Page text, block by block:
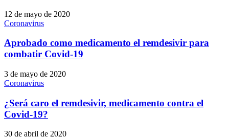
12 de mayo de 2020
Coronavirus
Aprobado como medicamento el remdesivir para
combatir Covid-19
3 de mayo de 2020
Coronavirus
¿Será caro el remdesivir, medicamento contra el
Covid-19?
30 de abril de 2020